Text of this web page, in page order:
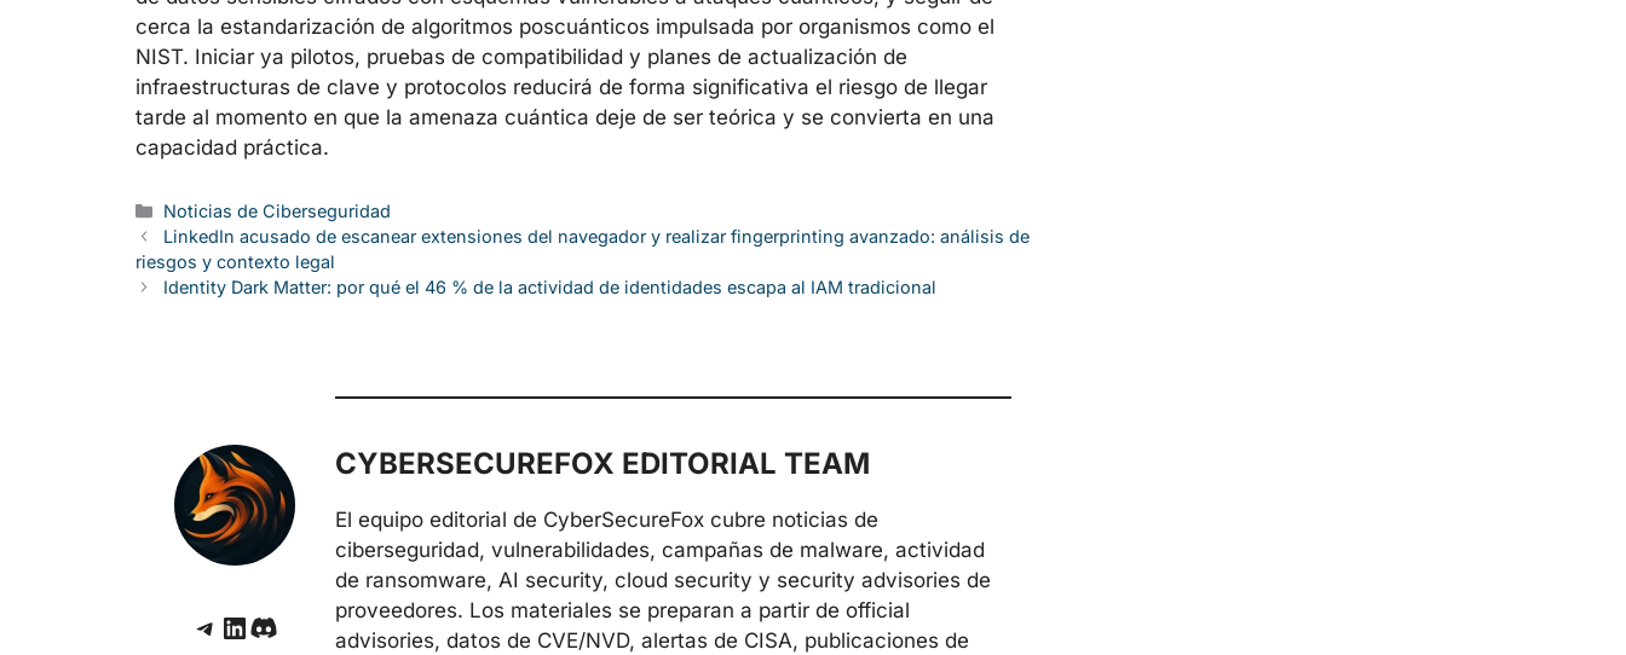
cerca la estandarización de algoritmos poscuánticos impulsada por organismos como el
NIST. Iniciar ya pilotos, pruebas de compatibilidad y planes de actualización de
infraestructuras de clave y protocolos reducirá de forma significativa el riesgo de llegar
tarde al momento en que la amenaza cuántica deje de ser teórica y se convierta en una
capacidad práctica.
Categorías
Noticias de Ciberseguridad
LinkedIn acusado de escanear extensiones del navegador y realizar fingerprinting avanzado: análisis de
riesgos y contexto legal
Identity Dark Matter: por qué el 46 % de la actividad de identidades escapa al IAM tradicional
Telegram
LinkedIn
Discord
CYBERSECUREFOX EDITORIAL TEAM
El equipo editorial de CyberSecureFox cubre noticias de
ciberseguridad, vulnerabilidades, campañas de malware, actividad
de ransomware, AI security, cloud security y security advisories de
proveedores. Los materiales se preparan a partir de official
advisories, datos de CVE/NVD, alertas de CISA, publicaciones de